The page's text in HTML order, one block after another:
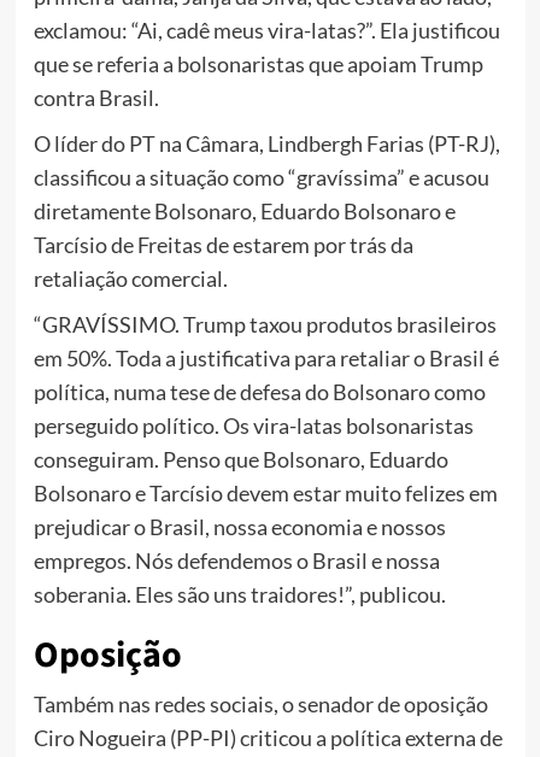
exclamou: “Ai, cadê meus vira-latas?”. Ela justificou
que se referia a bolsonaristas que apoiam Trump
contra Brasil.
O líder do PT na Câmara, Lindbergh Farias (PT-RJ),
classificou a situação como “gravíssima” e acusou
diretamente Bolsonaro, Eduardo Bolsonaro e
Tarcísio de Freitas de estarem por trás da
retaliação comercial.
“GRAVÍSSIMO. Trump taxou produtos brasileiros
em 50%. Toda a justificativa para retaliar o Brasil é
política, numa tese de defesa do Bolsonaro como
perseguido político. Os vira-latas bolsonaristas
conseguiram. Penso que Bolsonaro, Eduardo
Bolsonaro e Tarcísio devem estar muito felizes em
prejudicar o Brasil, nossa economia e nossos
empregos. Nós defendemos o Brasil e nossa
soberania. Eles são uns traidores!”, publicou.
Oposição
Também nas redes sociais, o senador de oposição
Ciro Nogueira (PP-PI) criticou a política externa de